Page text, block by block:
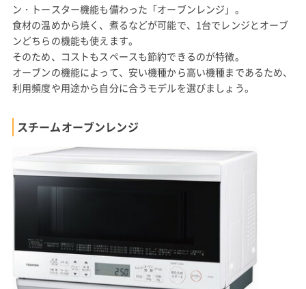
ン・トースター機能も備わった「オーブンレンジ」。
食材の温めから焼く、煮るなどが可能で、1台でレンジとオーブ
ンどちらの機能も使えます。
そのため、コストもスペースも節約できるのが特徴。
オーブンの機能によって、安い機種から高い機種まであるため、
利用頻度や用途から自分に合うモデルを選びましょう。
スチームオーブンレンジ